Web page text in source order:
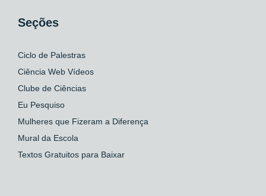
Seções
Ciclo de Palestras
Ciência Web Vídeos
Clube de Ciências
Eu Pesquiso
Mulheres que Fizeram a Diferença
Mural da Escola
Textos Gratuitos para Baixar